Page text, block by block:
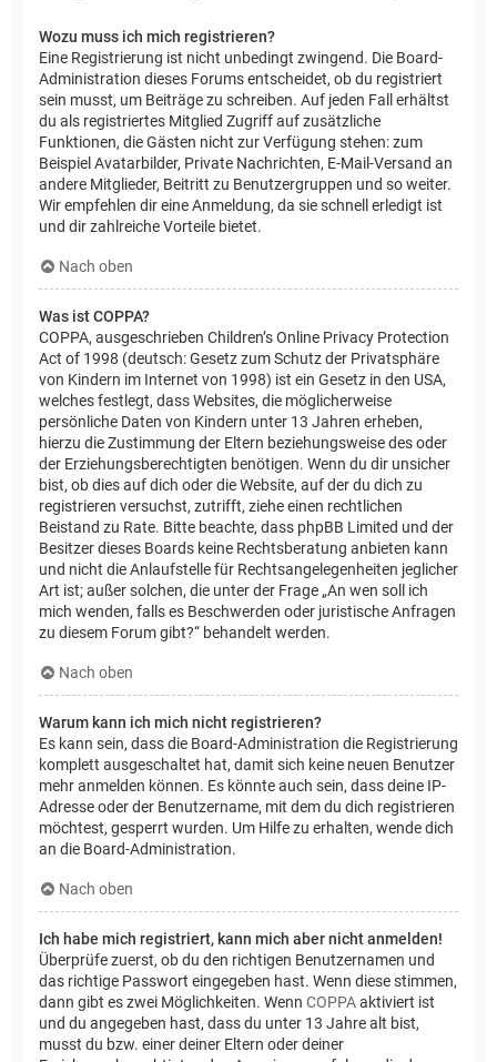
Wozu muss ich mich registrieren?
Eine Registrierung ist nicht unbedingt zwingend. Die Board-
Administration dieses Forums entscheidet, ob du registriert
sein musst, um Beiträge zu schreiben. Auf jeden Fall erhältst
du als registriertes Mitglied Zugriff auf zusätzliche
Funktionen, die Gästen nicht zur Verfügung stehen: zum
Beispiel Avatarbilder, Private Nachrichten, E-Mail-Versand an
andere Mitglieder, Beitritt zu Benutzergruppen und so weiter.
Wir empfehlen dir eine Anmeldung, da sie schnell erledigt ist
und dir zahlreiche Vorteile bietet.
Nach oben
Was ist COPPA?
COPPA, ausgeschrieben Children’s Online Privacy Protection
Act of 1998 (deutsch: Gesetz zum Schutz der Privatsphäre
von Kindern im Internet von 1998) ist ein Gesetz in den USA,
welches festlegt, dass Websites, die möglicherweise
persönliche Daten von Kindern unter 13 Jahren erheben,
hierzu die Zustimmung der Eltern beziehungsweise des oder
der Erziehungsberechtigten benötigen. Wenn du dir unsicher
bist, ob dies auf dich oder die Website, auf der du dich zu
registrieren versuchst, zutrifft, ziehe einen rechtlichen
Beistand zu Rate. Bitte beachte, dass phpBB Limited und der
Besitzer dieses Boards keine Rechtsberatung anbieten kann
und nicht die Anlaufstelle für Rechtsangelegenheiten jeglicher
Art ist; außer solchen, die unter der Frage „An wen soll ich
mich wenden, falls es Beschwerden oder juristische Anfragen
zu diesem Forum gibt?“ behandelt werden.
Nach oben
Warum kann ich mich nicht registrieren?
Es kann sein, dass die Board-Administration die Registrierung
komplett ausgeschaltet hat, damit sich keine neuen Benutzer
mehr anmelden können. Es könnte auch sein, dass deine IP-
Adresse oder der Benutzername, mit dem du dich registrieren
möchtest, gesperrt wurden. Um Hilfe zu erhalten, wende dich
an die Board-Administration.
Nach oben
Ich habe mich registriert, kann mich aber nicht anmelden!
Überprüfe zuerst, ob du den richtigen Benutzernamen und
das richtige Passwort eingegeben hast. Wenn diese stimmen,
dann gibt es zwei Möglichkeiten. Wenn COPPAaktiviert ist
und du angegeben hast, dass du unter 13 Jahre alt bist,
musst du bzw. einer deiner Eltern oder deiner